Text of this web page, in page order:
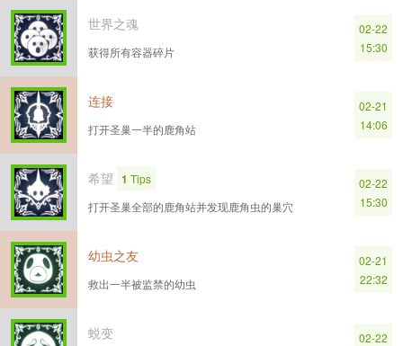
世界之魂
获得所有容器碎片
02-22
15:30
连接
打开圣巢一半的鹿角站
02-21
14:06
希望 1 Tips
打开圣巢全部的鹿角站并发现鹿角虫的巢穴
02-22
15:30
幼虫之友
救出一半被监禁的幼虫
02-21
22:32
蜕变
02-22